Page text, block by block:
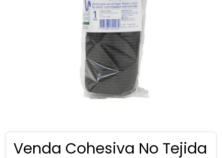
Venda Cohesiva No Tejida